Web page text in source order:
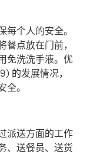
个人的安全。
点放在门前，
免洗洗手液。优
的发展情况，
。
派送方面的工作
、送餐员、送货